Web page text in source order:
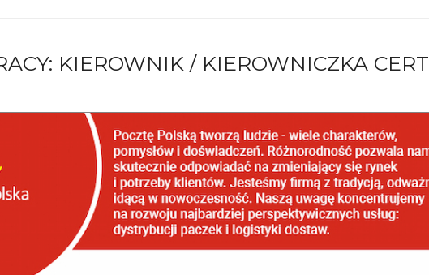
KIEROWNIK / KIEROWNICZKA CERT